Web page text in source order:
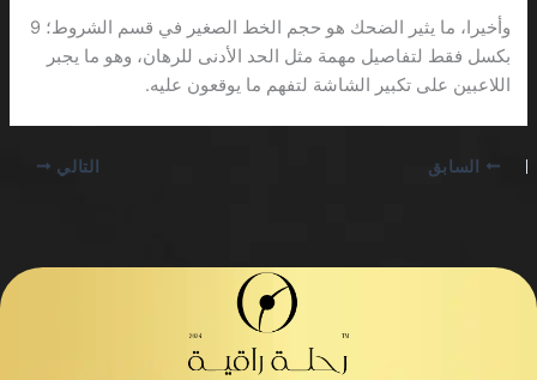
وأخيرا، ما يثير الضحك هو حجم الخط الصغير في قسم الشروط؛ 9
بكسل فقط لتفاصيل مهمة مثل الحد الأدنى للرهان، وهو ما يجبر
اللاعبين على تكبير الشاشة لتفهم ما يوقعون عليه.
السابق التالي